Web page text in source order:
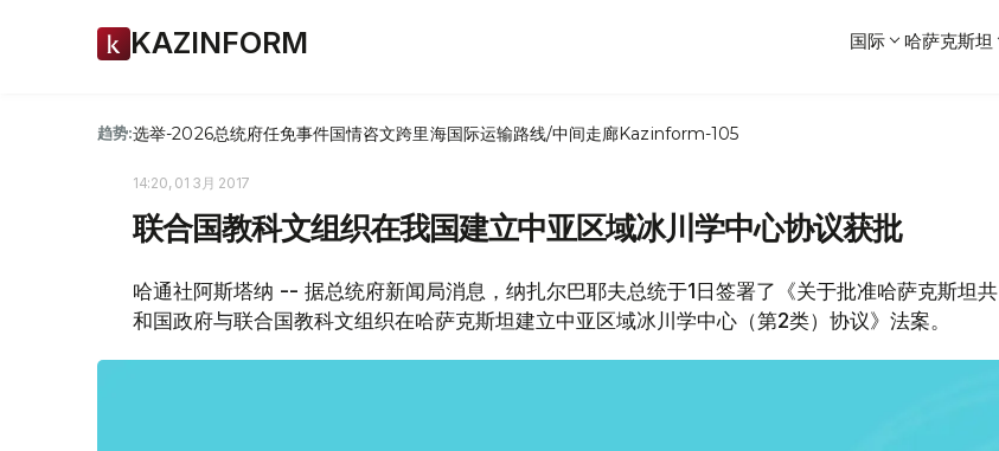
KAZINFORM 国际 哈萨克斯坦
趋势:选举-2026总统府任免事件国情咨文跨里海国际运输路线/中间走廊Kazinform-105
14:20, 01 3月 2017
联合国教科文组织在我国建立中亚区域冰川学中心协议获批
哈通社阿斯塔纳 -- 据总统府新闻局消息，纳扎尔巴耶夫总统于1日签署了《关于批准哈萨克斯坦共
和国政府与联合国教科文组织在哈萨克斯坦建立中亚区域冰川学中心（第2类）协议》法案。